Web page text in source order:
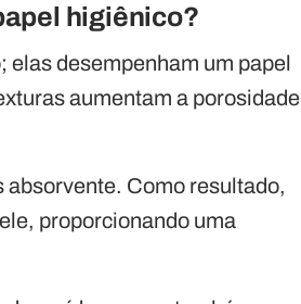
higiênico?
elas desempenham um papel
aumentam a porosidade
absorvente. Como resultado,
proporcionando uma